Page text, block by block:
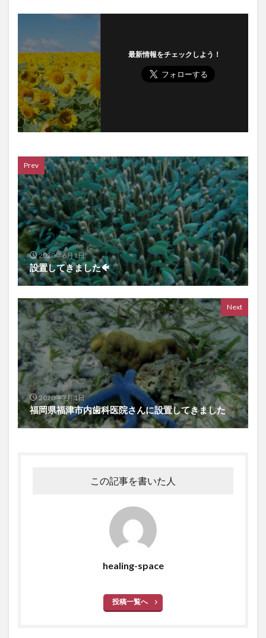
最新情報をチェックしよう！
Prev
2020年6月1日
設置してきました🐠
Next
2020年7月1日
福岡県福津市内歯科医院さんに設置してきました
この記事を書いた人
healing-space
投稿一覧へ